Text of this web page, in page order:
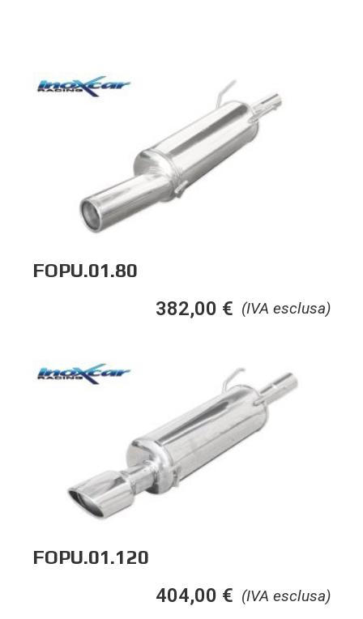
FOPU.01.80
(IVA esclusa)
382,00 €
FOPU.01.120
(IVA esclusa)
404,00 €